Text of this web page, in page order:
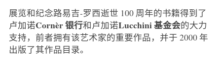
展览和纪念路易吉-罗西逝世 100 周年的书籍得到了
卢加诺Cornèr 银行和卢加诺Lucchini 基金会的大力
支持，前者拥有该艺术家的重要作品，并于 2000 年
出版了其作品目录。